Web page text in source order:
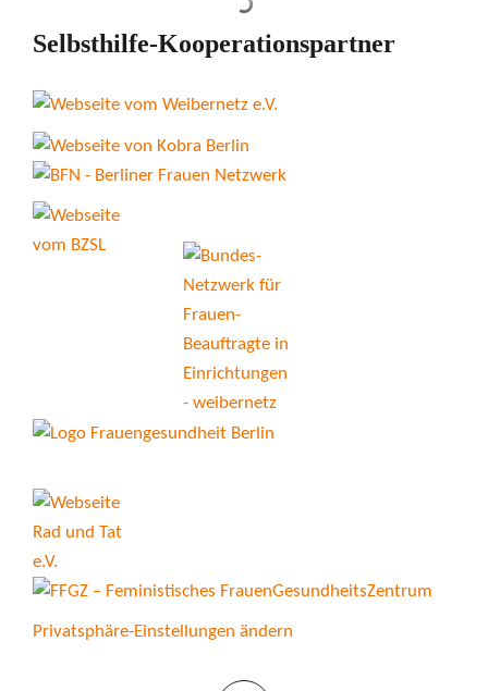
Selbsthilfe-Kooperationspartner
Privatsphäre-Einstellungen ändern